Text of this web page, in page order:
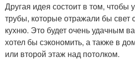
Другая идея состоит в том, чтобы
трубы, которые отражали бы свет
кухню. Это будет очень удачным
хотел бы сэкономить, а также в
или второй этаж над потолком.